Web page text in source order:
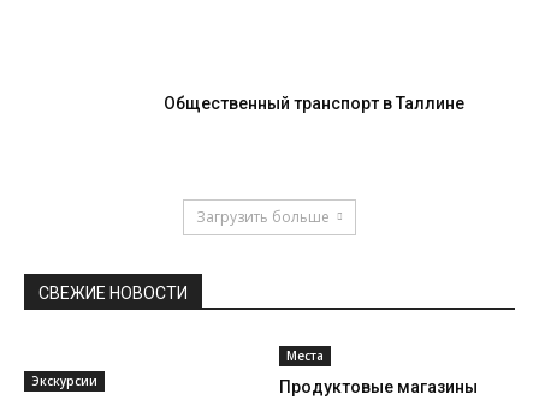
Общественный транспорт в Таллине
Загрузить больше
СВЕЖИЕ НОВОСТИ
Экскурсии
Места
Продуктовые магазины